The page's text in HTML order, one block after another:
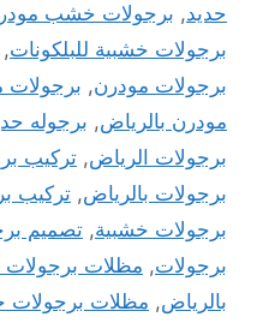
حديد, برجولات خشب
برجولات خشبية للبلكونات,
برجولات مودرن, برجولات
مودرن بالرياض, برجوله
برجولات الرياض, تركيب
برجولات بالرياض, تركيب
برجولات خشبية, تصميم
برجولات, مظلات برجولات
بالرياض, مظلات برجولات